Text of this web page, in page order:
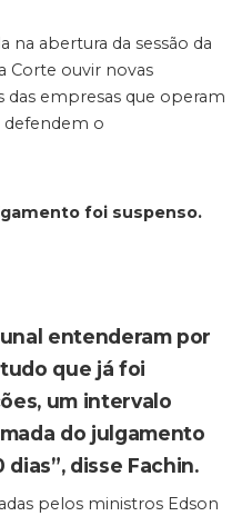
na abertura da sessão da
Corte ouvir novas
das empresas que operam
defendem o
foi suspenso.
entenderam por
que já foi
um intervalo
do julgamento
disse Fachin.
pelos ministros Edson